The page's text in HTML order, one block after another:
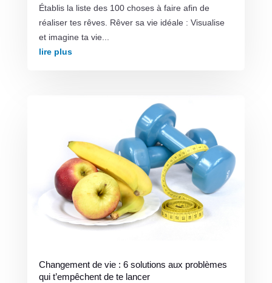
Établis la liste des 100 choses à faire afin de
réaliser tes rêves. Rêver sa vie idéale : Visualise
et imagine ta vie...
lire plus
Changement de vie : 6 solutions aux problèmes
qui t’empêchent de te lancer